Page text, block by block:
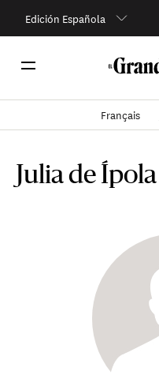
Edición Española
Français
Julia de Ípola